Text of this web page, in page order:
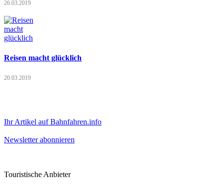
26.03.2019
Reisen macht glücklich
20.03.2019
Ihr Artikel auf Bahnfahren.info
Newsletter abonnieren
Touristische Anbieter